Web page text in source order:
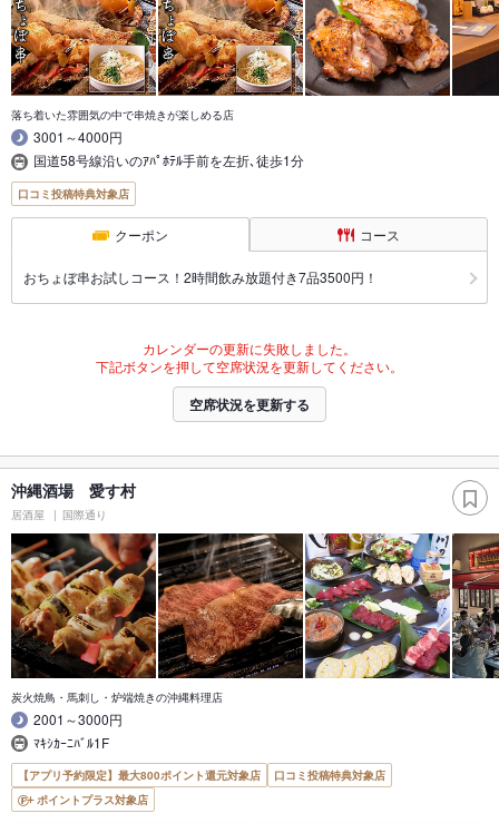
落ち着いた雰囲気の中で串焼きが楽しめる店
3001～4000円
国道58号線沿いのｱﾊﾟﾎﾃﾙ手前を左折､徒歩1分
口コミ投稿特典対象店
クーポン コース
おちょぼ串お試しコース！2時間飲み放題付き7品3500円！
カレンダーの更新に失敗しました。
下記ボタンを押して空席状況を更新してください。
空席状況を更新する
沖縄酒場 愛す村
居酒屋 国際通り
炭火焼鳥・馬刺し・炉端焼きの沖縄料理店
2001～3000円
ﾏｷｼｶｰﾆﾊﾞﾙ1F
【アプリ予約限定】最大800ポイント還元対象店
口コミ投稿特典対象店
ポイントプラス対象店